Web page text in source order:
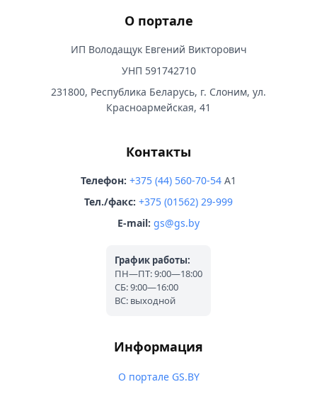
О портале
ИП Володащук Евгений Викторович
УНП 591742710
231800, Республика Беларусь, г. Слоним, ул.
Красноармейская, 41
Контакты
Телефон: +375 (44) 560-70-54 A1
Тел./факс: +375 (01562) 29-999
E-mail: gs@gs.by
График работы:
ПН—ПТ: 9:00—18:00
СБ: 9:00—16:00
ВС: выходной
Информация
О портале GS.BY